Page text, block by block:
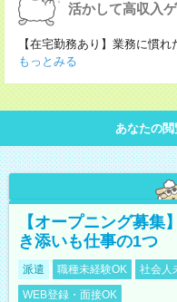
活かして高収入
【在宅勤務あり】業務に慣
もっとみる
あなたの閲
【オープニング募集
き添いも仕事の1つ
派遣 職種未経験OK 社会人
WEB登録・面接OK